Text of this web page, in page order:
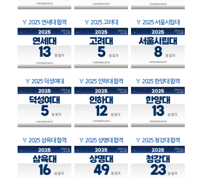
🏅 2025 연세대 합격 🏅 2025 고려대 🏅 2025 서울시립대
🏅 2025 덕성여대 🏅 2025 인하대 합격 🏅 2025 한양대 합격
🏅 2025 삼육대 합격 🏅 2025 상명대 합격 🏅 2025 청강대 합격